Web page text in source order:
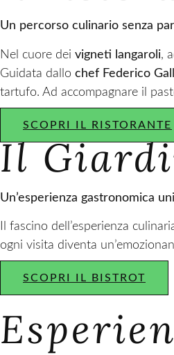
Un percorso culinario senza
Nel cuore dei vigneti langaroli,
Guidata dallo chef Federico
tartufo. Ad accompagnare il
SCOPRI IL RISTORANTE
Il
Un’esperienza gastronomica
Il fascino dell’esperienza
ogni visita diventa
SCOPRI IL BISTROT